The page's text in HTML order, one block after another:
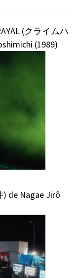
(クライムハ
(1989)
) de Nagae Jirô